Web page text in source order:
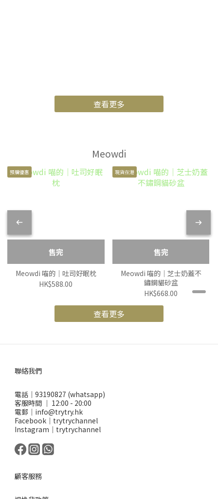
查看更多
Meowdi
預購優惠
售完
Meowdi 喵的｜吐司好眠枕
HK$588.00
現貨在港
售完
Meowdi 喵的｜芝士奶蓋不
鏽鋼貓砂盆
HK$668.00
查看更多
聯絡我們
電話｜93190827 (whatsapp)
客服時間 ｜ 12:00 - 20:00
電郵｜info@trytry.hk
Facebook｜trytrychannel
Instagram｜trytrychannel
顧客服務